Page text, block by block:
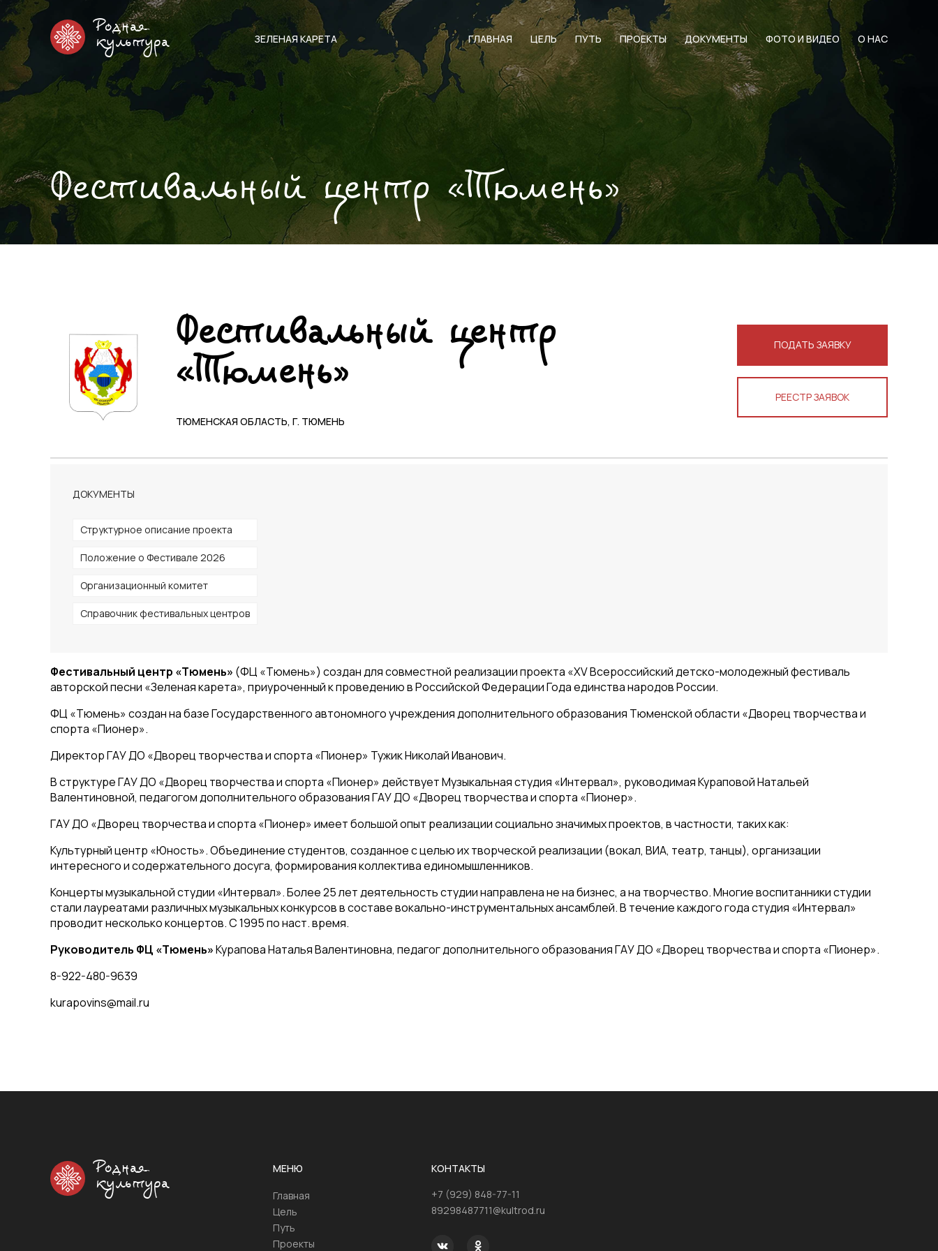
Родная
культура
ЗЕЛЕНАЯ КАРЕТА ГЛАВНАЯ ЦЕЛЬ ПУТЬ ПРОЕКТЫ ДОКУМЕНТЫ ФОТО И ВИДЕО О НАС
Фестивальный центр «Тюмень»
Фестивальный центр
«Тюмень»
ТЮМЕНСКАЯ ОБЛАСТЬ, Г. ТЮМЕНЬ
ПОДАТЬ ЗАЯВКУ
РЕЕСТР ЗАЯВОК
ДОКУМЕНТЫ
Структурное описание проекта
Положение о Фестивале 2026
Организационный комитет
Справочник фестивальных центров
Фестивальный центр «Тюмень» (ФЦ «Тюмень») создан для совместной реализации проекта «XV Всероссийский детско-молодежный фестиваль
авторской песни «Зеленая карета», приуроченный к проведению в Российской Федерации Года единства народов России.
ФЦ «Тюмень» создан на базе Государственного автономного учреждения дополнительного образования Тюменской области «Дворец творчества и
спорта «Пионер».
Директор ГАУ ДО «Дворец творчества и спорта «Пионер» Тужик Николай Иванович.
В структуре ГАУ ДО «Дворец творчества и спорта «Пионер» действует Музыкальная студия «Интервал», руководимая Кураповой Натальей
Валентиновной, педагогом дополнительного образования ГАУ ДО «Дворец творчества и спорта «Пионер».
ГАУ ДО «Дворец творчества и спорта «Пионер» имеет большой опыт реализации социально значимых проектов, в частности, таких как:
Культурный центр «Юность». Объединение студентов, созданное с целью их творческой реализации (вокал, ВИА, театр, танцы), организации
интересного и содержательного досуга, формирования коллектива единомышленников.
Концерты музыкальной студии «Интервал». Более 25 лет деятельность студии направлена не на бизнес, а на творчество. Многие воспитанники студии
стали лауреатами различных музыкальных конкурсов в составе вокально-инструментальных ансамблей. В течение каждого года студия «Интервал»
проводит несколько концертов. С 1995 по наст. время.
Руководитель ФЦ «Тюмень»Курапова Наталья Валентиновна, педагог дополнительного образования ГАУ ДО «Дворец творчества и спорта «Пионер».
8-922-480-9639
kurapovins@mail.ru
Родная
культура
МЕНЮ
Главная
Цель
Путь
Проекты
КОНТАКТЫ
+7 (929) 848-77-11
89298487711@kultrod.ru